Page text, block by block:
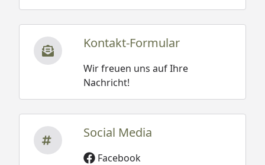
Kontakt-Formular
Wir freuen uns auf Ihre
Nachricht!
Social Media
Facebook